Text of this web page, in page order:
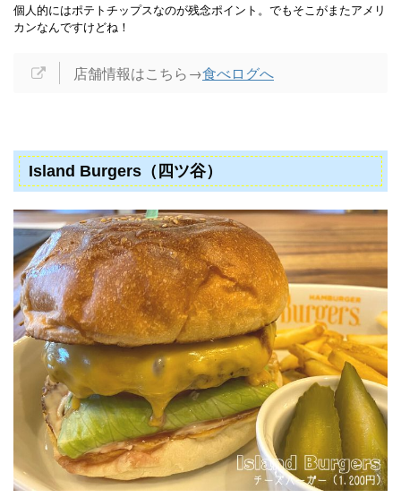
個人的にはポテトチップスなのが残念ポイント。でもそこがまたアメリ
カンなんですけどね！
店舗情報はこちら→食べログへ
Island Burgers（四ツ谷）